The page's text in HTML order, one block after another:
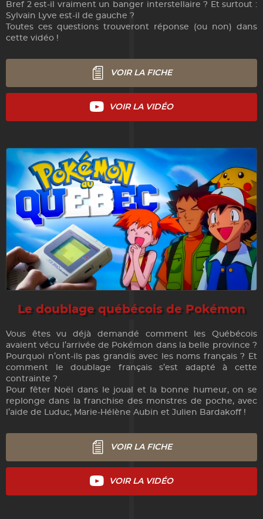
Bref 2 est-il vraiment un banger interstellaire ? Et surtout :
Sylvain Lyve est-il de gauche ?
Toutes ces questions trouveront réponse (ou non) dans
cette vidéo !
VOIR LA FICHE
VOIR LA VIDÉO
Le doublage québécois de Pokémon
Vous êtes vu déjà demandé comment les Québécois
avaient vécu l’arrivée de Pokémon dans la belle province ?
Pourquoi n’ont-ils pas grandis avec les noms français ? Et
comment le doublage français s’est adapté à cette
contrainte ?
Pour fêter Noël dans le joual et la bonne humeur, on se
replonge dans la franchise des monstres de poche, avec
l’aide de Luduc, Marie-Hélène Aubin et Julien Bardakoff !
VOIR LA FICHE
VOIR LA VIDÉO